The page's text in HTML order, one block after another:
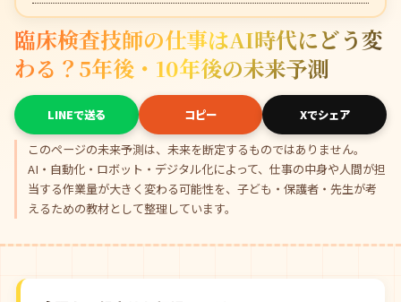
臨床検査技師の仕事はAI時代にどう変
わる？5年後・10年後の未来予測
LINEで送る コピー Xでシェア
このページの未来予測は、未来を断定するものではありません。
AI・自動化・ロボット・デジタル化によって、仕事の中身や人間が担
当する作業量が大きく変わる可能性を、子ども・保護者・先生が考
えるための教材として整理しています。